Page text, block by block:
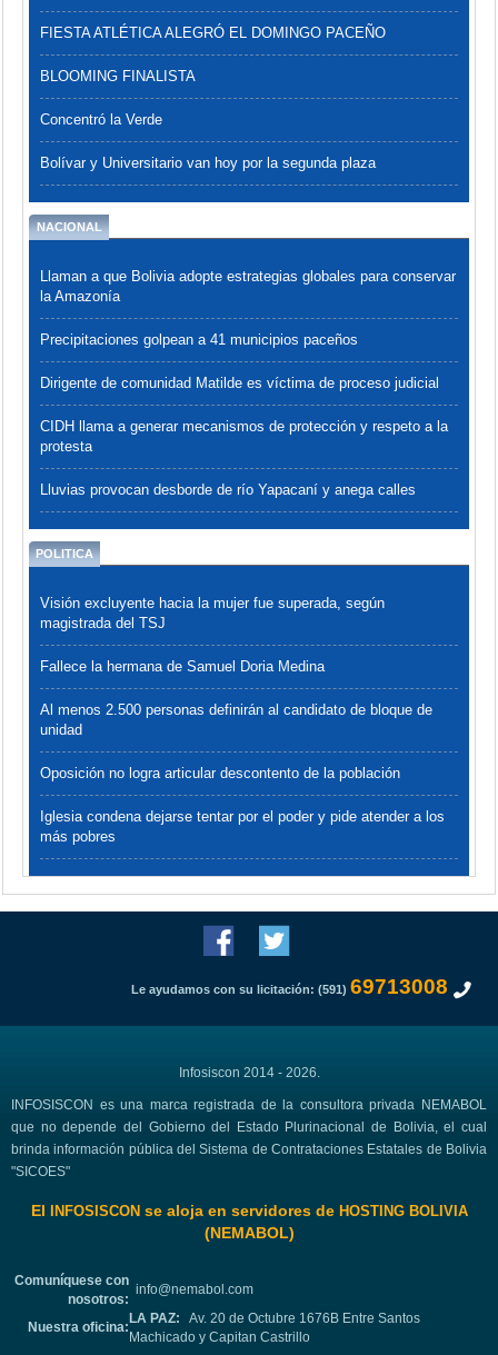
FIESTA ATLÉTICA ALEGRÓ EL DOMINGO PACEÑO
BLOOMING FINALISTA
Concentró la Verde
Bolívar y Universitario van hoy por la segunda plaza
NACIONAL
Llaman a que Bolivia adopte estrategias globales para conservar
la Amazonía
Precipitaciones golpean a 41 municipios paceños
Dirigente de comunidad Matilde es víctima de proceso judicial
CIDH llama a generar mecanismos de protección y respeto a la
protesta
Lluvias provocan desborde de río Yapacaní y anega calles
POLITICA
Visión excluyente hacia la mujer fue superada, según
magistrada del TSJ
Fallece la hermana de Samuel Doria Medina
Al menos 2.500 personas definirán al candidato de bloque de
unidad
Oposición no logra articular descontento de la población
Iglesia condena dejarse tentar por el poder y pide atender a los
más pobres
Le ayudamos con su licitación: (591) 69713008
Infosiscon 2014 - 2026.
INFOSISCON es una marca registrada de la consultora privada NEMABOL
que no depende del Gobierno del Estado Plurinacional de Bolivia, el cual
brinda información pública del Sistema de Contrataciones Estatales de Bolivia
"SICOES"
El INFOSISCONse aloja en servidores de HOSTING BOLIVIA
(NEMABOL)
Comuníquese con
nosotros:
info@nemabol.com
Nuestra oficina:
LA PAZ: Av. 20 de Octubre 1676B Entre Santos
Machicado y Capitan Castrillo